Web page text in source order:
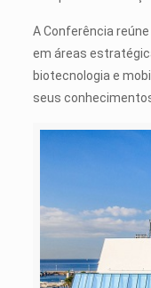
A Conferência
em áreas
biotecnologia e
seus